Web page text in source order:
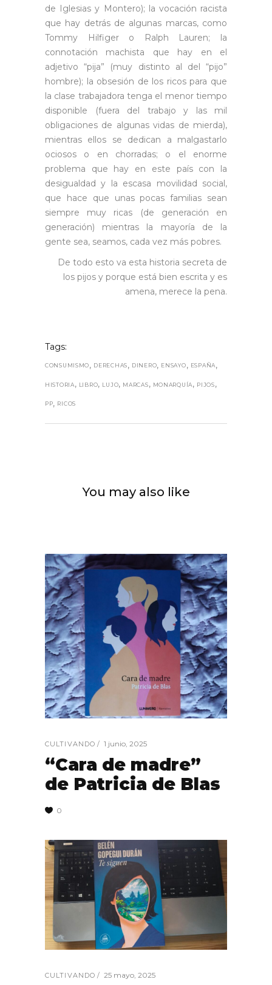
de Iglesias y Montero); la vocación racista
que hay detrás de algunas marcas, como
Tommy Hilfiger o Ralph Lauren; la
connotación machista que hay en el
adjetivo “pija” (muy distinto al del “pijo”
hombre); la obsesión de los ricos para que
la clase trabajadora tenga el menor tiempo
disponible (fuera del trabajo y las mil
obligaciones de algunas vidas de mierda),
mientras ellos se dedican a malgastarlo
ociosos o en chorradas; o el enorme
problema que hay en este país con la
desigualdad y la escasa movilidad social,
que hace que unas pocas familias sean
siempre muy ricas (de generación en
generación) mientras la mayoría de la
gente sea, seamos, cada vez más pobres.
De todo esto va esta historia secreta de
los pijos y porque está bien escrita y es
amena, merece la pena.
Tags:
CONSUMISMO, DERECHAS, DINERO, ENSAYO, ESPAÑA,
HISTORIA, LIBRO, LUJO, MARCAS, MONARQUÍA, PIJOS,
PP, RICOS
You may also like
CULTIVANDO 1 junio, 2025
“Cara de madre”
de Patricia de Blas
0
CULTIVANDO 25 mayo, 2025